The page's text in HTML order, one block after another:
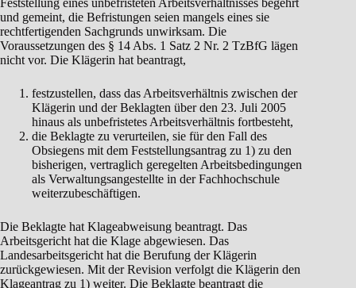
Feststellung eines unbefristeten Arbeitsverhältnisses begehrt
und gemeint, die Befristungen seien mangels eines sie
rechtfertigenden Sachgrunds unwirksam. Die
Voraussetzungen des § 14 Abs. 1 Satz 2 Nr. 2 TzBfG lägen
nicht vor. Die Klägerin hat beantragt,
festzustellen, dass das Arbeitsverhältnis zwischen der
Klägerin und der Beklagten über den 23. Juli 2005
hinaus als unbefristetes Arbeitsverhältnis fortbesteht,
die Beklagte zu verurteilen, sie für den Fall des
Obsiegens mit dem Feststellungsantrag zu 1) zu den
bisherigen, vertraglich geregelten Arbeitsbedingungen
als Verwaltungsangestellte in der Fachhochschule
weiterzubeschäftigen.
Die Beklagte hat Klageabweisung beantragt. Das
Arbeitsgericht hat die Klage abgewiesen. Das
Landesarbeitsgericht hat die Berufung der Klägerin
zurückgewiesen. Mit der Revision verfolgt die Klägerin den
Klageantrag zu 1) weiter. Die Beklagte beantragt die